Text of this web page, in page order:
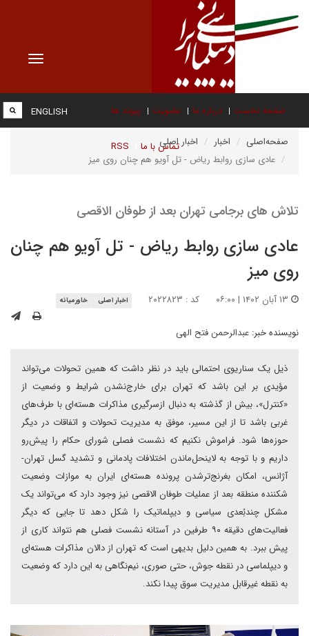
Toggle
صفحه نخست درباره ما عضویت پیوند ها
تماس با ما RSS
ENGLISH
صفحه‌اصلی اخبار
اخبار اصلی
عادی سازی روابط ریاض - تل آویو هم چنان روی میز
تلاش های برجامی تهران بعد از طوفان الاقصی
عادی سازی روابط ریاض - تل آویو هم چنان
روی میز
کد : ۲۰۲۲۸۲۳ اخبار اصلی خاورمیانه
نویسنده خبر: عبدالرحمن فتح الهی
ذیل یک سناریوی احتمالی باید در نظر داشت که همین تحولات می‌تواند
مؤیدی بر این باشد که تهران برای خارج‌نشدن شرایط و وضعیت از
«کنترل»، بیش از گذشته به دنبال ازسرگیری مذاکرات هسته‌ای با طرف‌های
غربی باشد تا از این مسیر، موفق به مدیریت تحولات و اتفاقات در دیگر
حوزه‌ها شود. فراموش نکنیم که نشست فصلی شورای حکام را پیش‌رو
داریم و با توجه به لاینحل‌ماندن اختلافات پادمانی و تشدید گسل تهران-‌
آژانس، امکان بغرنج‌تر‌شدن پرونده هسته‌ای ایران به موازات وضعیت
شکننده منطقه بعد از عملیات طوفان ‌الاقصی نیز وجود دارد که می‌تواند یک
مشکل چند‌بُعدی سیاسی و دیپلماتیک را شکل دهد تا جایی که دیگر
فعالیت‌های دقیقه ۹۰ طرفین در آستانه نشست فصلی هم نتواند کاری از
پیش ببرد. به ‌همین‌ دلیل بدیهی است که تهران از دالان مذاکرات هسته‌ای
و دیپلماسی در نقطه جوش، حتی صوری، نیم‌نگاهی به این دارد که وضعیت
به نقطه غیرقابل مدیریت سوق پیدا نکند.